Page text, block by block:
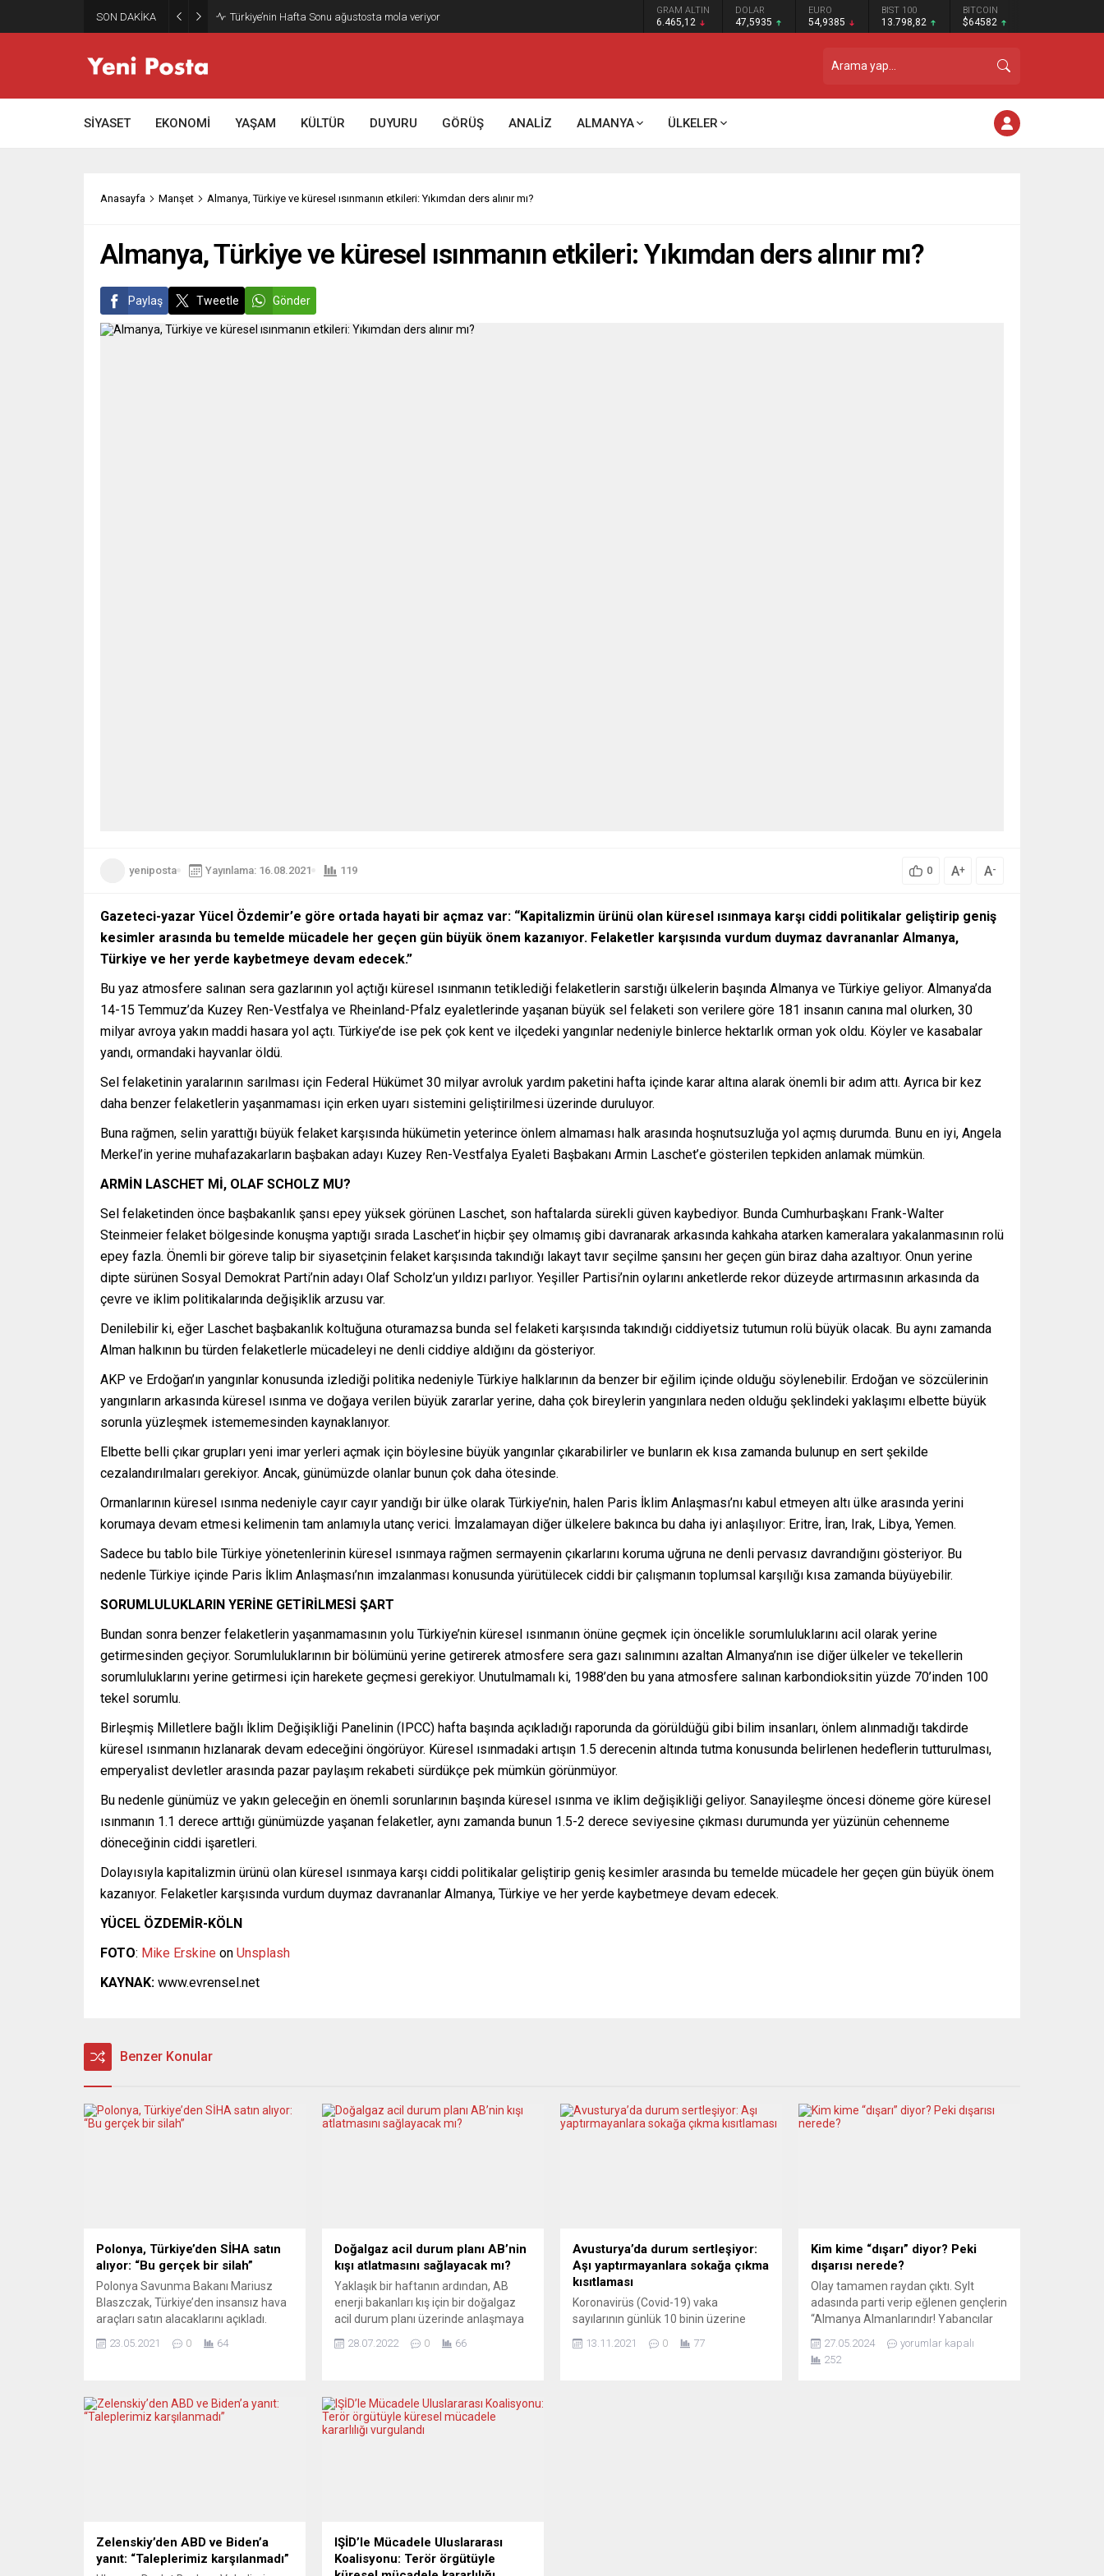
SON DAKİKA Gazze’nin geleceği: Teknokratik kontrol mü, kolonializm mi? GRAM ALTIN
6.465,12
DOLAR
47,5935
EURO
54,9385
BIST 100
13.798,82
BITCOIN
$64582
SİYASET EKONOMİ YAŞAM KÜLTÜR DUYURU GÖRÜŞ ANALİZ ALMANYA ÜLKELER
Anasayfa Manşet Almanya, Türkiye ve küresel ısınmanın etkileri: Yıkımdan ders alınır mı?
Almanya, Türkiye ve küresel ısınmanın etkileri: Yıkımdan ders alınır mı?
Paylaş Tweetle Gönder
yeniposta Yayınlama: 16.08.2021 119 0 A+ A-
Gazeteci-yazar Yücel Özdemir’e göre ortada hayati bir açmaz var: “Kapitalizmin ürünü olan küresel ısınmaya karşı ciddi politikalar geliştirip geniş
kesimler arasında bu temelde mücadele her geçen gün büyük önem kazanıyor. Felaketler karşısında vurdum duymaz davrananlar Almanya,
Türkiye ve her yerde kaybetmeye devam edecek.”
Bu yaz atmosfere salınan sera gazlarının yol açtığı küresel ısınmanın tetiklediği felaketlerin sarstığı ülkelerin başında Almanya ve Türkiye geliyor. Almanya’da
14-15 Temmuz’da Kuzey Ren-Vestfalya ve Rheinland-Pfalz eyaletlerinde yaşanan büyük sel felaketi son verilere göre 181 insanın canına mal olurken, 30
milyar avroya yakın maddi hasara yol açtı. Türkiye’de ise pek çok kent ve ilçedeki yangınlar nedeniyle binlerce hektarlık orman yok oldu. Köyler ve kasabalar
yandı, ormandaki hayvanlar öldü.
Sel felaketinin yaralarının sarılması için Federal Hükümet 30 milyar avroluk yardım paketini hafta içinde karar altına alarak önemli bir adım attı. Ayrıca bir kez
daha benzer felaketlerin yaşanmaması için erken uyarı sistemini geliştirilmesi üzerinde duruluyor.
Buna rağmen, selin yarattığı büyük felaket karşısında hükümetin yeterince önlem almaması halk arasında hoşnutsuzluğa yol açmış durumda. Bunu en iyi, Angela
Merkel’in yerine muhafazakarların başbakan adayı Kuzey Ren-Vestfalya Eyaleti Başbakanı Armin Laschet’e gösterilen tepkiden anlamak mümkün.
ARMİN LASCHET Mİ, OLAF SCHOLZ MU?
Sel felaketinden önce başbakanlık şansı epey yüksek görünen Laschet, son haftalarda sürekli güven kaybediyor. Bunda Cumhurbaşkanı Frank-Walter
Steinmeier felaket bölgesinde konuşma yaptığı sırada Laschet’in hiçbir şey olmamış gibi davranarak arkasında kahkaha atarken kameralara yakalanmasının rolü
epey fazla. Önemli bir göreve talip bir siyasetçinin felaket karşısında takındığı lakayt tavır seçilme şansını her geçen gün biraz daha azaltıyor. Onun yerine
dipte sürünen Sosyal Demokrat Parti’nin adayı Olaf Scholz’un yıldızı parlıyor. Yeşiller Partisi’nin oylarını anketlerde rekor düzeyde artırmasının arkasında da
çevre ve iklim politikalarında değişiklik arzusu var.
Denilebilir ki, eğer Laschet başbakanlık koltuğuna oturamazsa bunda sel felaketi karşısında takındığı ciddiyetsiz tutumun rolü büyük olacak. Bu aynı zamanda
Alman halkının bu türden felaketlerle mücadeleyi ne denli ciddiye aldığını da gösteriyor.
AKP ve Erdoğan’ın yangınlar konusunda izlediği politika nedeniyle Türkiye halklarının da benzer bir eğilim içinde olduğu söylenebilir. Erdoğan ve sözcülerinin
yangınların arkasında küresel ısınma ve doğaya verilen büyük zararlar yerine, daha çok bireylerin yangınlara neden olduğu şeklindeki yaklaşımı elbette büyük
sorunla yüzleşmek istememesinden kaynaklanıyor.
Elbette belli çıkar grupları yeni imar yerleri açmak için böylesine büyük yangınlar çıkarabilirler ve bunların ek kısa zamanda bulunup en sert şekilde
cezalandırılmaları gerekiyor. Ancak, günümüzde olanlar bunun çok daha ötesinde.
Ormanlarının küresel ısınma nedeniyle cayır cayır yandığı bir ülke olarak Türkiye’nin, halen Paris İklim Anlaşması’nı kabul etmeyen altı ülke arasında yerini
korumaya devam etmesi kelimenin tam anlamıyla utanç verici. İmzalamayan diğer ülkelere bakınca bu daha iyi anlaşılıyor: Eritre, İran, Irak, Libya, Yemen.
Sadece bu tablo bile Türkiye yönetenlerinin küresel ısınmaya rağmen sermayenin çıkarlarını koruma uğruna ne denli pervasız davrandığını gösteriyor. Bu
nedenle Türkiye içinde Paris İklim Anlaşması’nın imzalanması konusunda yürütülecek ciddi bir çalışmanın toplumsal karşılığı kısa zamanda büyüyebilir.
SORUMLULUKLARIN YERİNE GETİRİLMESİ ŞART
Bundan sonra benzer felaketlerin yaşanmamasının yolu Türkiye’nin küresel ısınmanın önüne geçmek için öncelikle sorumluluklarını acil olarak yerine
getirmesinden geçiyor. Sorumluluklarının bir bölümünü yerine getirerek atmosfere sera gazı salınımını azaltan Almanya’nın ise diğer ülkeler ve tekellerin
sorumluluklarını yerine getirmesi için harekete geçmesi gerekiyor. Unutulmamalı ki, 1988’den bu yana atmosfere salınan karbondioksitin yüzde 70’inden 100
tekel sorumlu.
Birleşmiş Milletlere bağlı İklim Değişikliği Panelinin (IPCC) hafta başında açıkladığı raporunda da görüldüğü gibi bilim insanları, önlem alınmadığı takdirde
küresel ısınmanın hızlanarak devam edeceğini öngörüyor. Küresel ısınmadaki artışın 1.5 derecenin altında tutma konusunda belirlenen hedeflerin tutturulması,
emperyalist devletler arasında pazar paylaşım rekabeti sürdükçe pek mümkün görünmüyor.
Bu nedenle günümüz ve yakın geleceğin en önemli sorunlarının başında küresel ısınma ve iklim değişikliği geliyor. Sanayileşme öncesi döneme göre küresel
ısınmanın 1.1 derece arttığı günümüzde yaşanan felaketler, aynı zamanda bunun 1.5-2 derece seviyesine çıkması durumunda yer yüzünün cehenneme
döneceğinin ciddi işaretleri.
Dolayısıyla kapitalizmin ürünü olan küresel ısınmaya karşı ciddi politikalar geliştirip geniş kesimler arasında bu temelde mücadele her geçen gün büyük önem
kazanıyor. Felaketler karşısında vurdum duymaz davrananlar Almanya, Türkiye ve her yerde kaybetmeye devam edecek.
YÜCEL ÖZDEMİR-KÖLN
FOTO: Mike Erskine on Unsplash
KAYNAK: www.evrensel.net
Benzer Konular
Polonya, Türkiye’den SİHA satın
alıyor: “Bu gerçek bir silah”
Polonya Savunma Bakanı Mariusz
Blaszczak, Türkiye’den insansız hava
araçları satın alacaklarını açıkladı.
haberine göre, Bakan Blaszczak,
hava aracı (SİHA) alacağını söyledi.
Blaszczak, “Bu, gerçek bir silah.
23.05.2021 0 64
Doğalgaz acil durum planı AB’nin
kışı atlatmasını sağlayacak mı?
Yaklaşık bir haftanın ardından, AB
enerji bakanları kış için bir doğalgaz
acil durum planı üzerinde anlaşmaya
doğalgaz arzını kıstığından, AB’yi ve
sarfiyatının yüzde 15 azaltılması
öngörülüyordu, ancak sonrasında çok
sayıda istisna getirildi. Pek çok
28.07.2022 0 66
Avusturya’da durum sertleşiyor:
Aşı yaptırmayanlara sokağa çıkma
kısıtlaması
Koronavirüs (Covid-19) vaka
sayılarının günlük 10 binin üzerine
gününden itibaren Yukarı Avusturya
13.11.2021 0 77
Kim kime “dışarı” diyor? Peki
dışarısı nerede?
Olay tamamen raydan çıktı. Sylt
adasında parti verip eğlenen gençlerin
“Almanya Almanlarındır! Yabancılar
medyaya düşmesiyle patlak veren
çılgınlık, artık dillerde. Her yerde her
27.05.2024
yorumlar kapalı
252
Zelenskiy’den ABD ve Biden’a
yanıt: “Taleplerimiz karşılanmadı”
IŞİD’le Mücadele Uluslararası
Koalisyonu: Terör örgütüyle